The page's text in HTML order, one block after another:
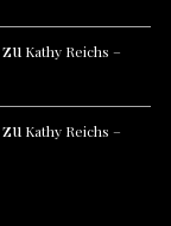
zu Kathy Reichs –
zu Kathy Reichs –